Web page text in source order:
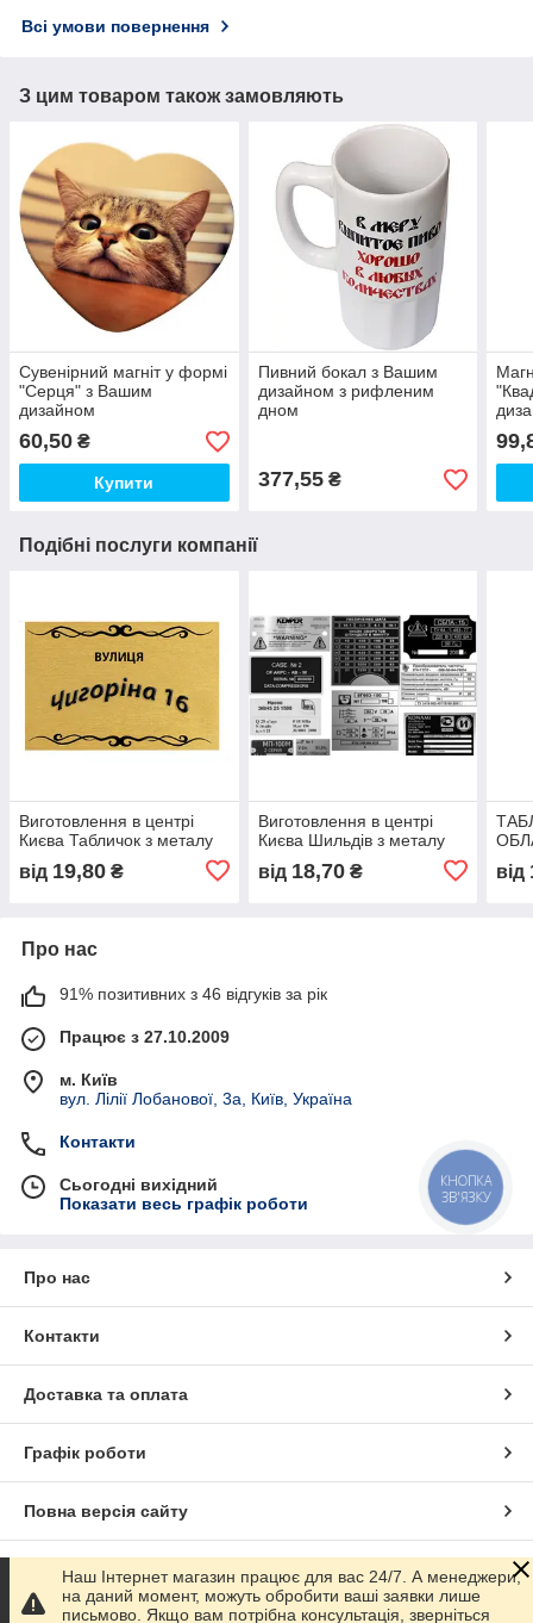
Всі умови повернення
З цим товаром також замовляють
Сувенірний магніт у формі
"Серця" з Вашим
дизайном
60,50 ₴
Купити
Пивний бокал з Вашим
дизайном з рифленим
дном
377,55₴
Подібні послуги компанії
Виготовлення в центрі
Києва Табличок з металу
від 19,80 ₴
Виготовлення в центрі
Києва Шильдів з металу
від 18,70₴ від
Про нас
91% позитивних з 46 відгуків за рік
Працює з 27.10.2009
м. Київ
вул. Лілії Лобанової, 3а, Київ, Україна
Контакти
Сьогодні вихідний
Показати весь графік роботи
Про нас
Контакти
Доставка та оплата
Графік роботи
Повна версія сайту
Сайт створено на маркетплейсі
Наш Інтернет магазин працює для вас 24/7. А менеджери,
на даний момент, можуть обробити ваші заявки лише
письмово. Якщо вам потрібна консультація, зверніться
КНОПКА
ЗВ'ЯЗКУ